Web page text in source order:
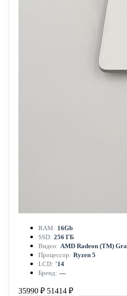
RAM: 16Gb
SSD: 256 ГБ
Видео: AMD Radeon (TM)
Процессор: Ryzen 5
LCD: '14
Бренд: —
35990 ₽ 51414 ₽